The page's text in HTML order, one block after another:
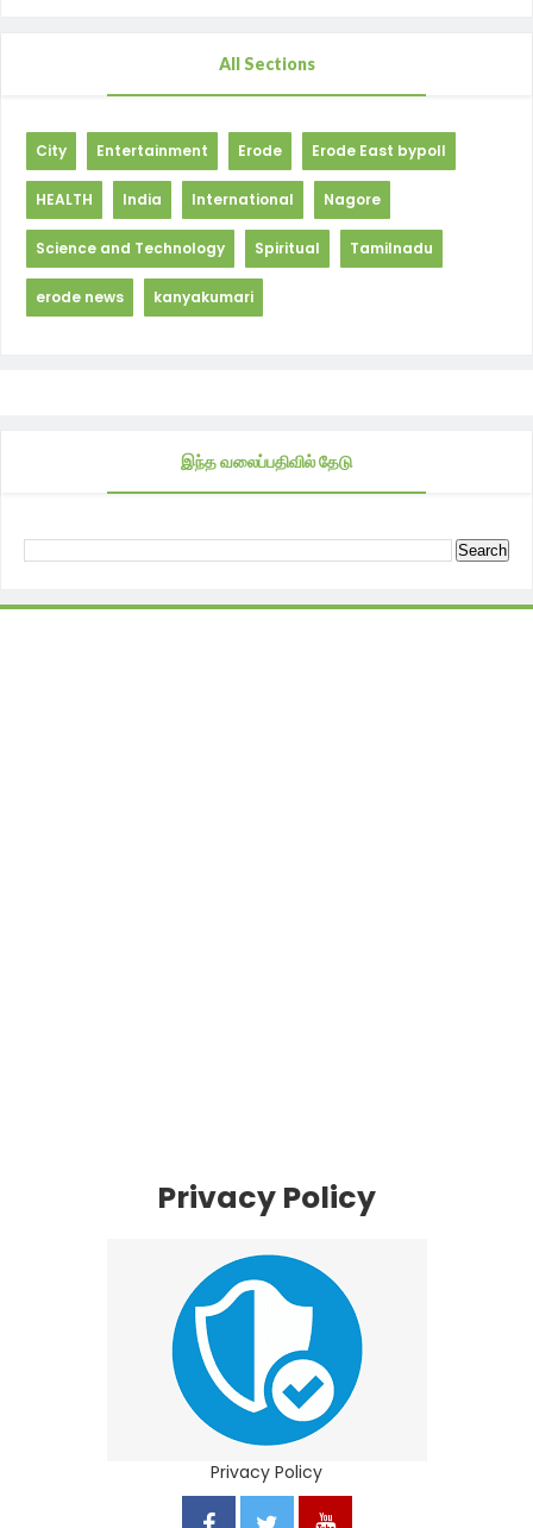
All Sections
City Entertainment Erode Erode East bypoll
HEALTH India International Nagore
Science and Technology Spiritual Tamilnadu
erode news kanyakumari
இந்த வலைப்பதிவில் தேடு
Privacy Policy
Privacy Policy